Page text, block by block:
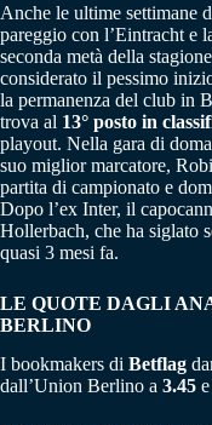
Anche le ultime settimane
pareggio con l’Eintracht e
seconda metà della
considerato il pessimo
la permanenza del club in
trova al 13° posto in
playout. Nella gara di
suo miglior marcatore,
partita di campionato e
Dopo l’ex Inter, il
Hollerbach, che ha siglato
quasi 3 mesi fa.
LE QUOTE DAGLI
BERLINO
I bookmakers di Betflag
dall’Union Berlino a 3.45